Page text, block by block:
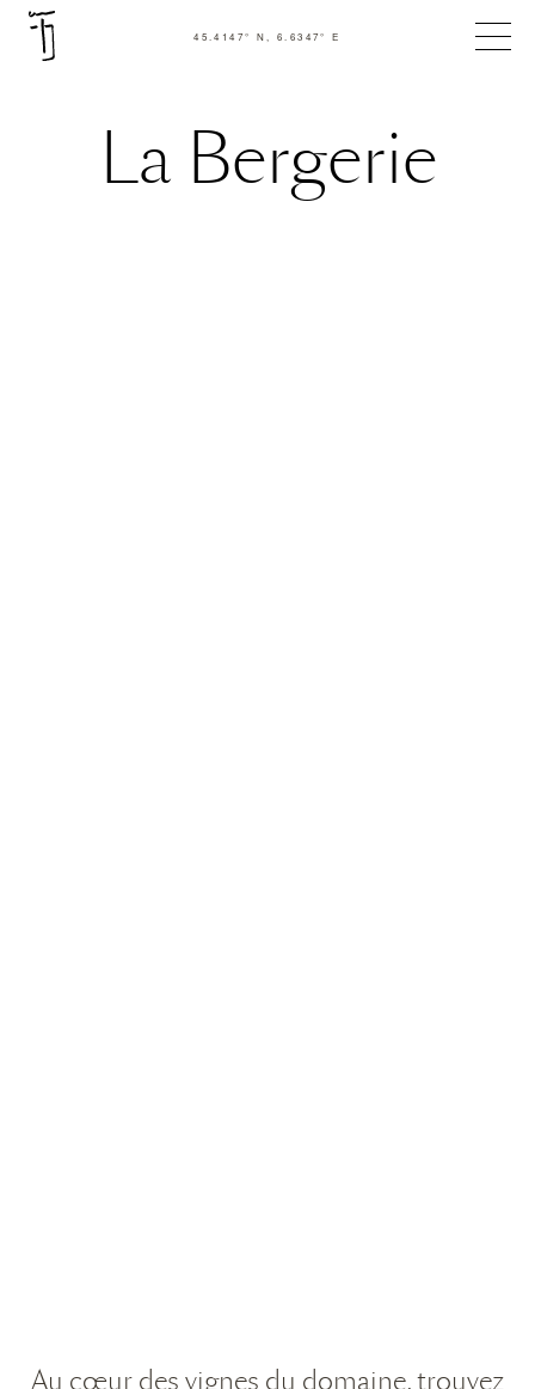
45.4147° N, 6.6347° E
La Bergerie
Au cœur des vignes du domaine, trouvez